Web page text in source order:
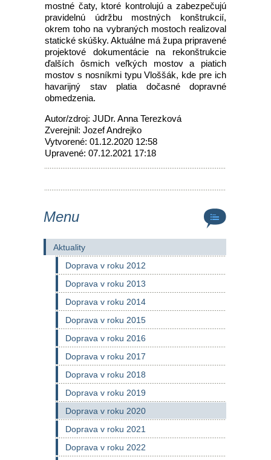
mostné čaty, ktoré kontrolujú a zabezpečujú
pravidelnú údržbu mostných konštrukcií,
okrem toho na vybraných mostoch realizoval
statické skúšky. Aktuálne má župa pripravené
projektové dokumentácie na rekonštrukcie
ďalších ôsmich veľkých mostov a piatich
mostov s nosníkmi typu Vloššák, kde pre ich
havarijný stav platia dočasné dopravné
obmedzenia.
Autor/zdroj: JUDr. Anna Terezková
Zverejnil: Jozef Andrejko
Vytvorené: 01.12.2020 12:58
Upravené: 07.12.2021 17:18
Menu
Aktuality
Doprava v roku 2012
Doprava v roku 2013
Doprava v roku 2014
Doprava v roku 2015
Doprava v roku 2016
Doprava v roku 2017
Doprava v roku 2018
Doprava v roku 2019
Doprava v roku 2020
Doprava v roku 2021
Doprava v roku 2022